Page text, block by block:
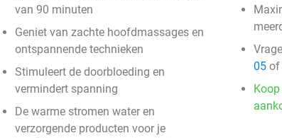
van 90 minuten
Geniet van zachte hoofdmassages en
ontspannende technieken
Stimuleert de doorbloeding en
vermindert spanning
De warme stromen water en
verzorgende producten voor je
05 of